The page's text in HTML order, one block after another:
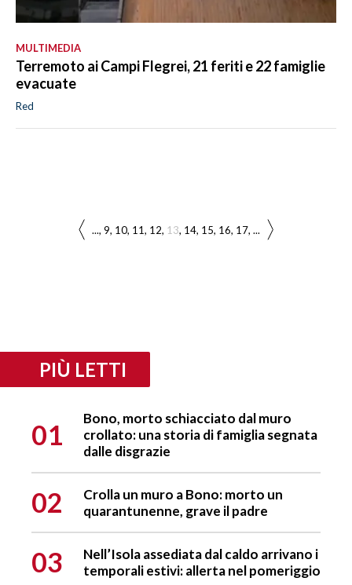
MULTIMEDIA
Terremoto ai Campi Flegrei, 21 feriti e 22 famiglie
evacuate
Red
... 9 10 11 12 13 14 15 16 17 ...
PIÙ LETTI
01
Bono, morto schiacciato dal muro
crollato: una storia di famiglia segnata
dalle disgrazie
02
Crolla un muro a Bono: morto un
quarantunenne, grave il padre
03
Nell’Isola assediata dal caldo arrivano i
temporali estivi: allerta nel pomeriggio